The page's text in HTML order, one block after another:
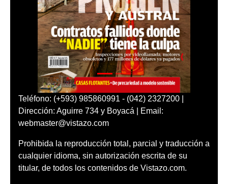
Teléfono: (+593) 985860991 - (042) 2327200 |
Dirección: Aguirre 734 y Boyacá | Email:
webmaster@vistazo.com
Prohibida la reproducción total, parcial y traducción a
cualquier idioma, sin autorización escrita de su
titular, de todos los contenidos de Vistazo.com.